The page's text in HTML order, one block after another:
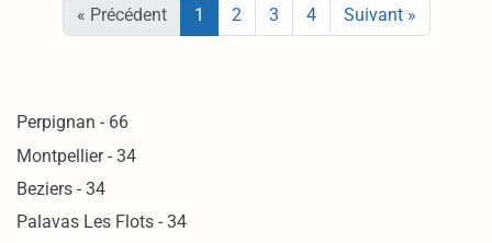
« Précédent 1 2 3 4 Suivant »
Perpignan - 66
Montpellier - 34
Beziers - 34
Palavas Les Flots - 34